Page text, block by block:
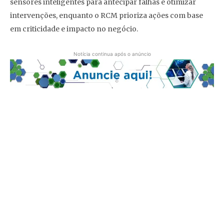
intervenções, enquanto o RCM prioriza ações com base
em criticidade e impacto no negócio.
Notícia continua após o anúncio